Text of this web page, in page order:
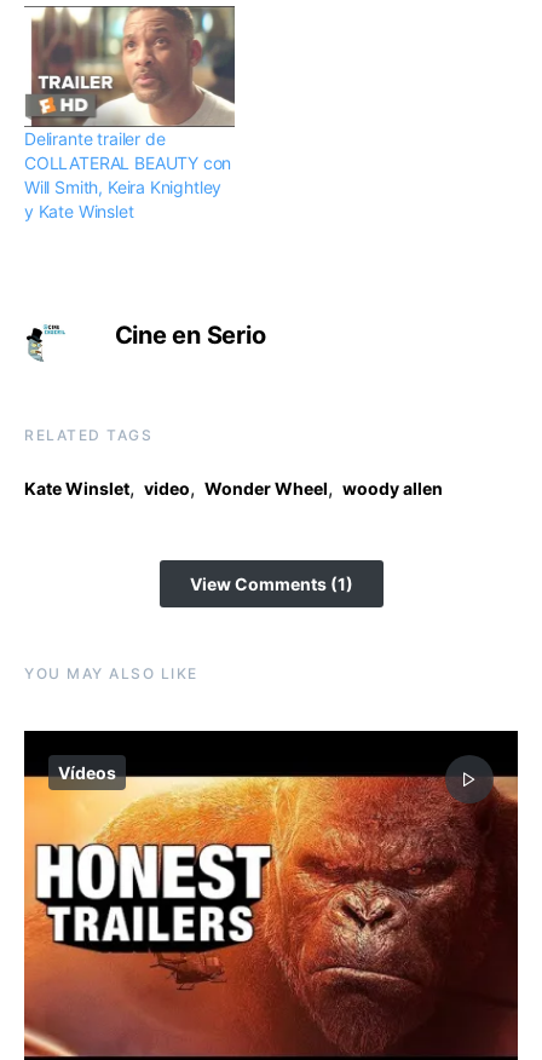
Delirante trailer de
COLLATERAL BEAUTY con
Will Smith, Keira Knightley
y Kate Winslet
Cine en Serio
RELATED TAGS
Kate Winslet, video, Wonder Wheel, woody allen
View Comments (1)
YOU MAY ALSO LIKE
Vídeos